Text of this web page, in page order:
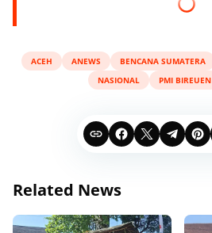
ACEH ANEWS BENCANA SUMATERA
NASIONAL
PMI BIREUEN
Related News